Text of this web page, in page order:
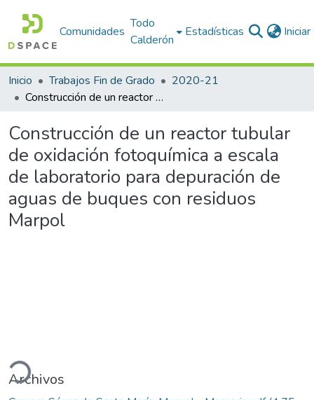
Comunidades
Todo
Calderón
Estadísticas
Inicio Trabajos Fin de Grado
2020-21
Construcción de un reactor tubular de oxidación fotoquímica a escala de laboratorio para depuración de aguas de buques con residuos Marpol
Construcción de un reactor tubular
de oxidación fotoquímica a escala
de laboratorio para depuración de
aguas de buques con residuos
Marpol
Archivos